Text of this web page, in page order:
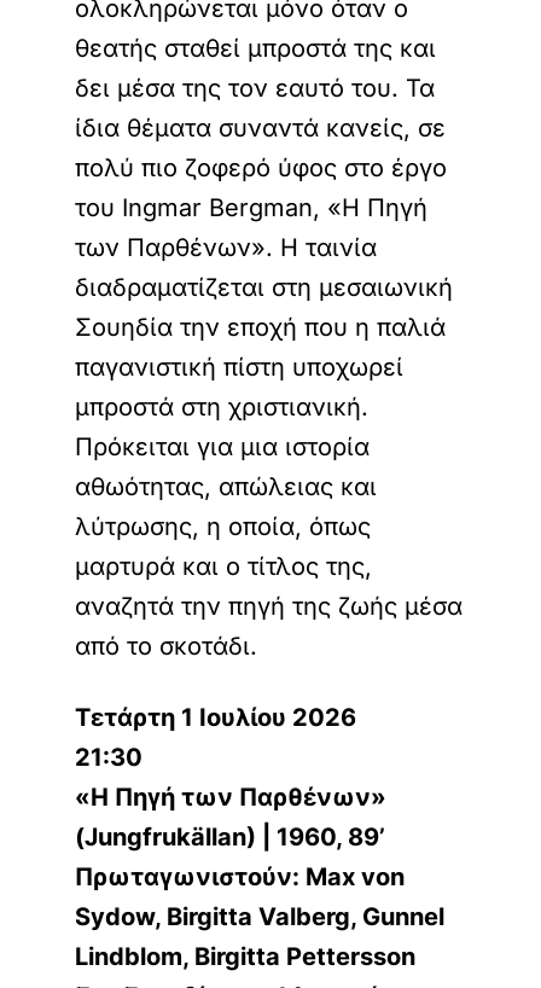
ολοκληρώνεται μόνο όταν ο
θεατής σταθεί μπροστά της και
δει μέσα της τον εαυτό του. Τα
ίδια θέματα συναντά κανείς, σε
πολύ πιο ζοφερό ύφος στο έργο
του Ingmar Bergman, «Η Πηγή
των Παρθένων». Η ταινία
διαδραματίζεται στη μεσαιωνική
Σουηδία την εποχή που η παλιά
παγανιστική πίστη υποχωρεί
μπροστά στη χριστιανική.
Πρόκειται για μια ιστορία
αθωότητας, απώλειας και
λύτρωσης, η οποία, όπως
μαρτυρά και ο τίτλος της,
αναζητά την πηγή της ζωής μέσα
από το σκοτάδι.
Τετάρτη 1 Ιουλίου 2026
21:30
«H Πηγή των Παρθένων»
(Jungfrukällan) | 1960, 89’
Πρωταγωνιστούν: Max von
Sydow, Birgitta Valberg, Gunnel
Lindblom, Birgitta Pettersson